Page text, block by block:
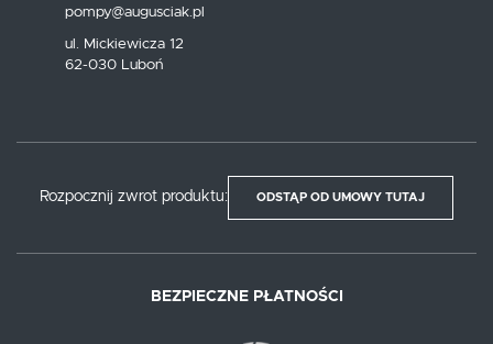
pompy@augusciak.pl
ul. Mickiewicza 12
62-030 Luboń
Rozpocznij zwrot produktu: ODSTĄP OD UMOWY TUTAJ
BEZPIECZNE PŁATNOŚCI